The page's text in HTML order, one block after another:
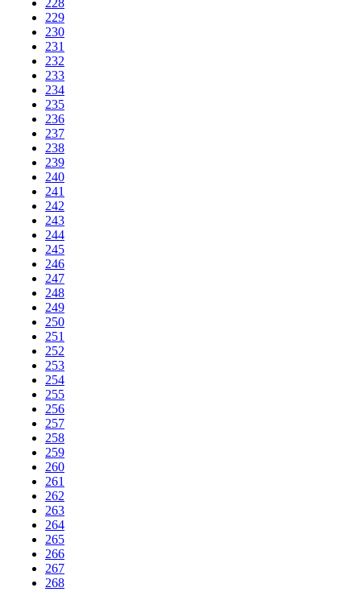
228
229
230
231
232
233
234
235
236
237
238
239
240
241
242
243
244
245
246
247
248
249
250
251
252
253
254
255
256
257
258
259
260
261
262
263
264
265
266
267
268